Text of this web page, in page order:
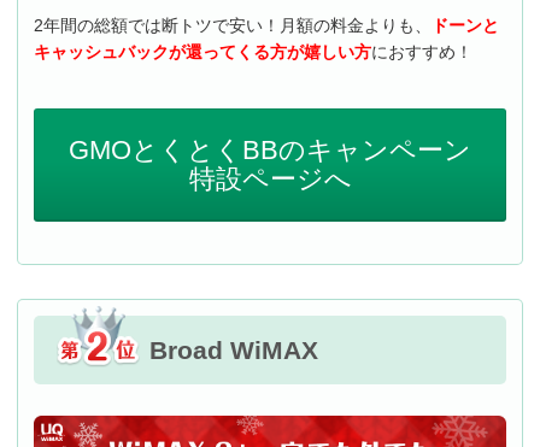
2年間の総額では断トツで安い！月額の料金よりも、
ドーンと
キャッシュバックが還ってくる方が嬉しい方におすすめ！
GMOとくとくBBのキャンペーン
特設ページへ
Broad WiMAX